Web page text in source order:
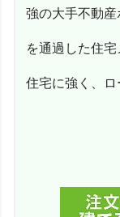
強の大手不動
を通過した住
住宅に強く、